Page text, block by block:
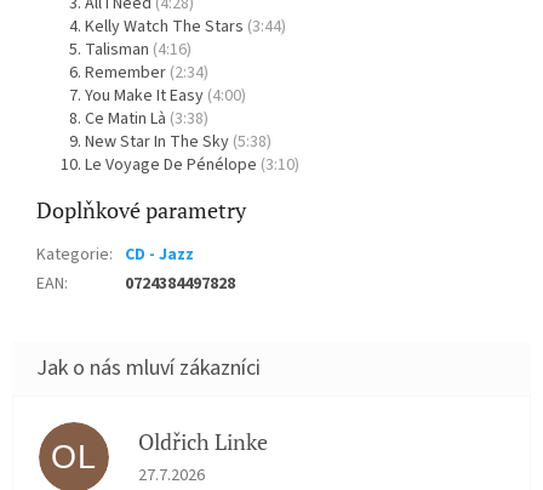
Kelly Watch The Stars (3:44)
Talisman (4:16)
Remember (2:34)
You Make It Easy (4:00)
Ce Matin Là (3:38)
New Star In The Sky (5:38)
Le Voyage De Pénélope (3:10)
Doplňkové parametry
Kategorie: CD - Jazz
EAN: 0724384497828
OL Oldřich Linke
Hodnocení obchodu je 5 z 5 hvězdiček.
27.7.2026